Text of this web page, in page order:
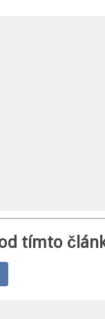
tímto